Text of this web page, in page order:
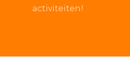
activiteiten!